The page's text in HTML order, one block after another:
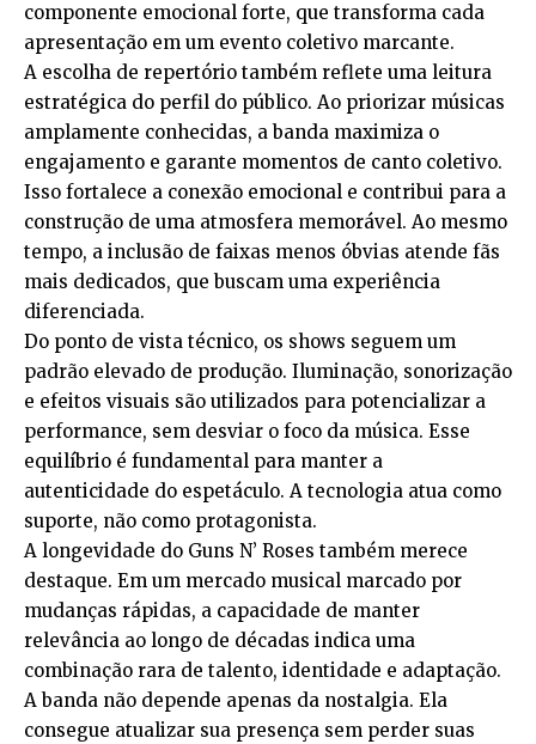
componente emocional forte, que transforma cada
apresentação em um evento coletivo marcante.
A escolha de repertório também reflete uma leitura
estratégica do perfil do público. Ao priorizar músicas
amplamente conhecidas, a banda maximiza o
engajamento e garante momentos de canto coletivo.
Isso fortalece a conexão emocional e contribui para a
construção de uma atmosfera memorável. Ao mesmo
tempo, a inclusão de faixas menos óbvias atende fãs
mais dedicados, que buscam uma experiência
diferenciada.
Do ponto de vista técnico, os shows seguem um
padrão elevado de produção. Iluminação, sonorização
e efeitos visuais são utilizados para potencializar a
performance, sem desviar o foco da música. Esse
equilíbrio é fundamental para manter a
autenticidade do espetáculo. A tecnologia atua como
suporte, não como protagonista.
A longevidade do Guns N’ Roses também merece
destaque. Em um mercado musical marcado por
mudanças rápidas, a capacidade de manter
relevância ao longo de décadas indica uma
combinação rara de talento, identidade e adaptação.
A banda não depende apenas da nostalgia. Ela
consegue atualizar sua presença sem perder suas